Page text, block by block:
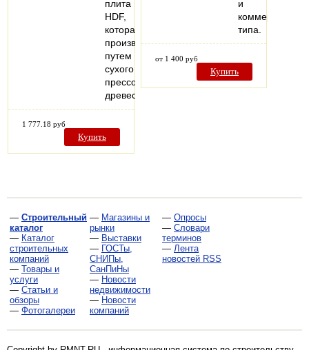
плита
HDF,
которая
производится
путем
сухого
прессования
древесного…
1 777.18 руб
Купить
и
коммерческого
типа.
от 1 400 руб
Купить
— Строительный
каталог
— Каталог
строительных
компаний
— Товары и
услуги
— Статьи и
обзоры
— Фотогалереи
— Магазины и
рынки
— Выставки
— ГОСТы,
СНИПы,
СанПиНы
— Новости
недвижимости
— Новости
компаний
— Опросы
— Словари
терминов
— Лента
новостей RSS